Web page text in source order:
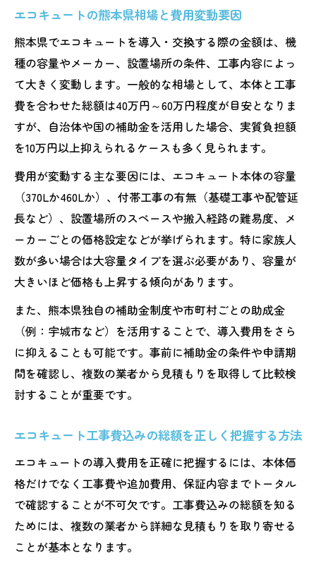
熊本県で賢く活用する補助金の選び方
エコキュート補助金申請で押さえるべき最
新情報
熊本県のエコキュート補助金活用術と申請
条件
補助金を最大活用しエコキュート費用を抑
えるコツ
エコキュートと熊本補助金の賢い組み合わ
せ方
エコキュート導入で損しないための補助金
比較
省エネ性と家計負担軽減を両立する方法
エコキュートの省エネ性能が家計に与える
効果とは
エコキュート導入で光熱費を賢く削減する
ポイント
エコキュートで叶える省エネと経済的メリ
ットの両立
点
省エネ型エコキュートの家計貢献度を徹底
解説
370Lと460Lで迷う際の容量選択ガイド
エコキュート容量選びと家族人数の最適な
関係性
エコキュートの熊本県相場と費用変動要因
熊本県でエコキュートを導入・交換する際の金額は、機
種の容量やメーカー、設置場所の条件、工事内容によっ
て大きく変動します。一般的な相場として、本体と工事
費を合わせた総額は40万円～60万円程度が目安となりま
すが、自治体や国の補助金を活用した場合、実質負担額
を10万円以上抑えられるケースも多く見られます。
費用が変動する主な要因には、エコキュート本体の容量
（370Lか460Lか）、付帯工事の有無（基礎工事や配管延
長など）、設置場所のスペースや搬入経路の難易度、メ
ーカーごとの価格設定などが挙げられます。特に家族人
数が多い場合は大容量タイプを選ぶ必要があり、容量が
大きいほど価格も上昇する傾向があります。
また、熊本県独自の補助金制度や市町村ごとの助成金
（例：宇城市など）を活用することで、導入費用をさら
に抑えることも可能です。事前に補助金の条件や申請期
間を確認し、複数の業者から見積もりを取得して比較検
討することが重要です。
エコキュート工事費込みの総額を正しく把握する方法
エコキュートの導入費用を正確に把握するには、本体価
格だけでなく工事費や追加費用、保証内容までトータル
で確認することが不可欠です。工事費込みの総額を知る
ためには、複数の業者から詳細な見積もりを取り寄せる
ことが基本となります。